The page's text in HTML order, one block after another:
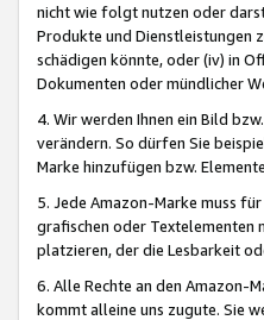
nicht wie folgt nutzen oder
Produkte und Dienstleistungen
schädigen könnte, oder (iv) in
Dokumenten oder mündlicher
4. Wir werden Ihnen ein Bild
verändern. So dürfen Sie
Marke hinzufügen bzw.
5. Jede Amazon-Marke muss
grafischen oder Textelementen
platzieren, der die Lesbarkeit
6. Alle Rechte an den Amazon-
kommt alleine uns zugute. Sie